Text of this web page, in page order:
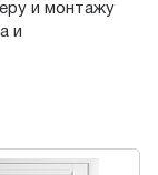
и монтажу
и